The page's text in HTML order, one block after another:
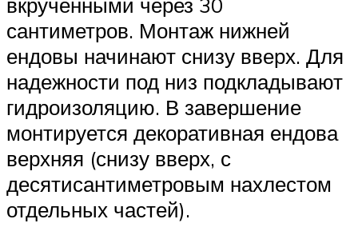
сантиметров. Монтаж нижней
ендовы начинают снизу вверх. Для
надежности под низ подкладывают
гидроизоляцию. В завершение
монтируется декоративная ендова
верхняя (снизу вверх, с
десятисантиметровым нахлестом
отдельных частей).